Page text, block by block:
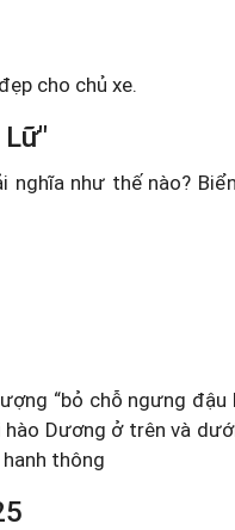
cho chủ xe.
nghĩa như thế nào?
“bỏ chỗ ngưng đậu
Dương ở trên và
thông